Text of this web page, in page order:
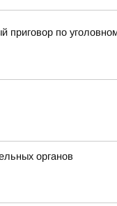
приговор по
органов